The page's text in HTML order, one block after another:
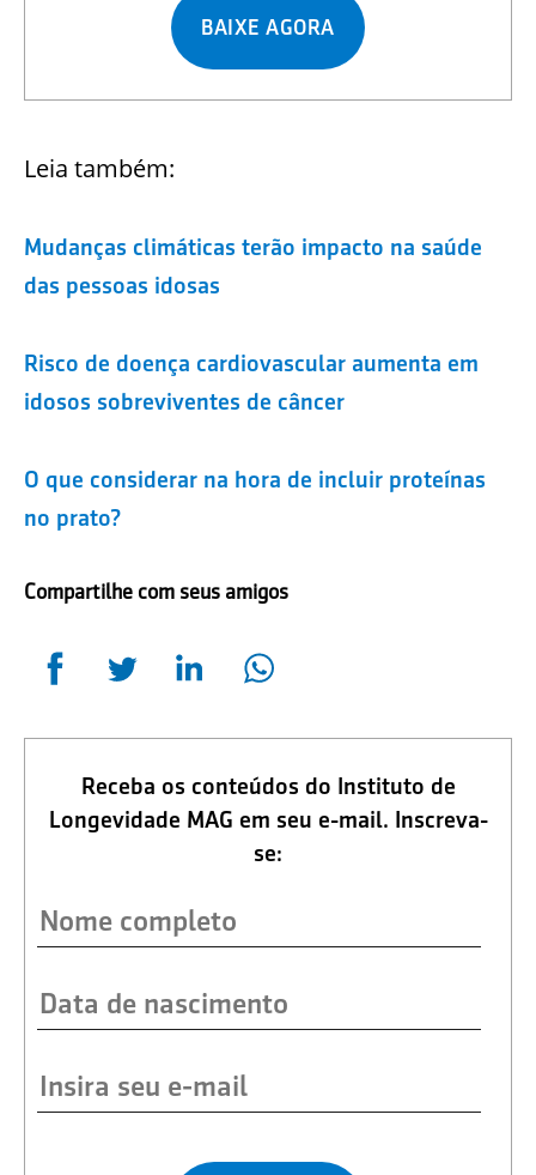
BAIXE AGORA
Leia também:
Mudanças climáticas terão impacto na saúde
das pessoas idosas
Risco de doença cardiovascular aumenta em
idosos sobreviventes de câncer
O que considerar na hora de incluir proteínas
no prato?
Compartilhe com seus amigos
Receba os conteúdos do Instituto de
Longevidade MAG em seu e-mail. Inscreva-
se: